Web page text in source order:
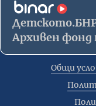
Архивен фонд
Общи